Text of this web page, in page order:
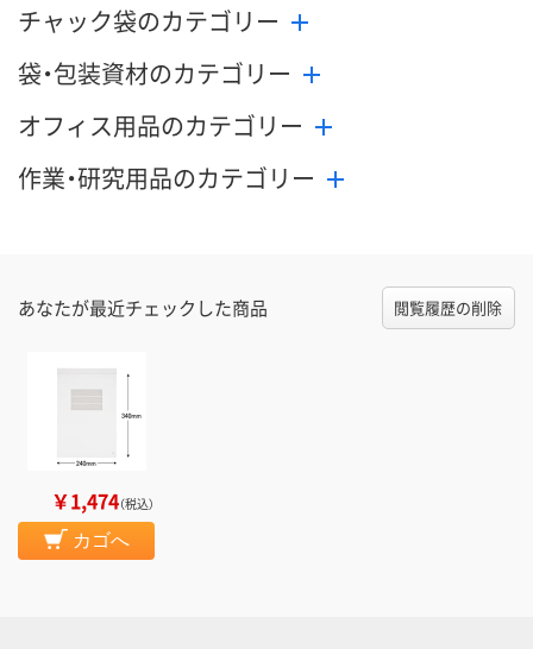
チャック袋のカテゴリー
袋・包装資材のカテゴリー
オフィス用品のカテゴリー
作業・研究用品のカテゴリー
あなたが最近チェックした商品 閲覧履歴の削除
￥1,474（税込）
カゴへ